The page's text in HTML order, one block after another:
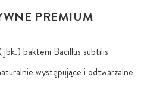
PREMIUM
jbk.) bakterii Bacillus subtilis
występujące i odtwarzalne